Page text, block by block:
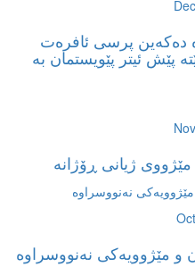
دەکەین پرسی ئافرەت
پێش ئیتر پێویستمان بە
ژیانی ڕۆژانە
و مێژوویەكی نەنووسراوە